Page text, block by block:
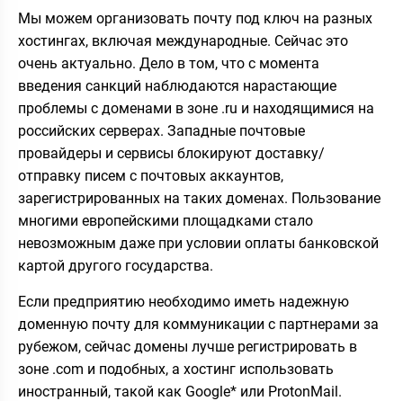
Мы можем организовать почту под ключ на разных
хостингах, включая международные. Сейчас это
очень актуально. Дело в том, что с момента
введения санкций наблюдаются нарастающие
проблемы с доменами в зоне .ru и находящимися на
российских серверах. Западные почтовые
провайдеры и сервисы блокируют доставку/
отправку писем с почтовых аккаунтов,
зарегистрированных на таких доменах. Пользование
многими европейскими площадками стало
невозможным даже при условии оплаты банковской
картой другого государства.
Если предприятию необходимо иметь надежную
доменную почту для коммуникации с партнерами за
рубежом, сейчас домены лучше регистрировать в
зоне .com и подобных, а хостинг использовать
иностранный, такой как Google* или ProtonMail.